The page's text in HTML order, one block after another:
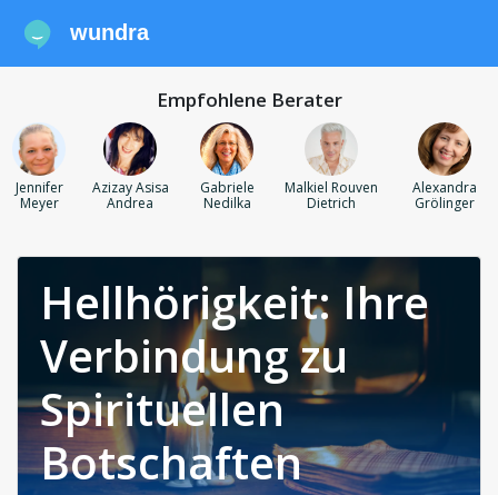
wundra
Empfohlene Berater
Jennifer
Meyer
Azizay Asisa
Andrea
Gabriele
Nedilka
Malkiel Rouven
Dietrich
Alexandra
Grölinger
Hellhörigkeit: Ihre
Verbindung zu
Spirituellen
Botschaften